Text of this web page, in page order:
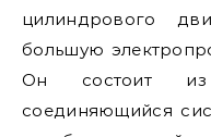
цилиндрового
большую
Он состоит из
соединяющийся